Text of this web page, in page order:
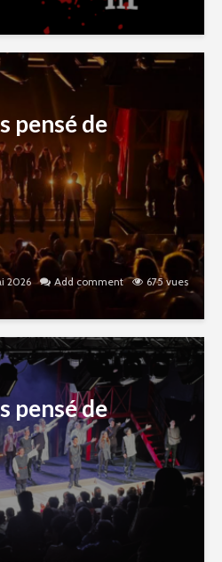
pensé de
2026 Add comment 675 vues
pensé de